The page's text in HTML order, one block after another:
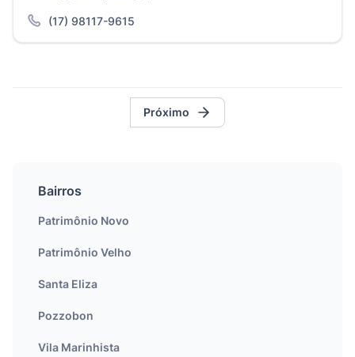
(17) 98117-9615
Próximo
Bairros
Patrimônio Novo
Patrimônio Velho
Santa Eliza
Pozzobon
Vila Marinhista